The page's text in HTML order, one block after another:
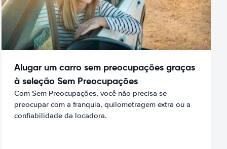
Alugar um carro sem preocupações graças
à seleção Sem Preocupações
Com Sem Preocupações, você não precisa se
preocupar com a franquia, quilometragem extra ou a
confiabilidade da locadora.